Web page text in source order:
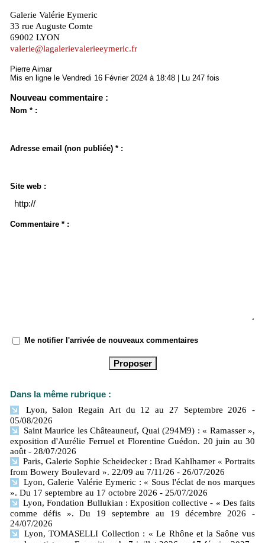
Galerie Valérie Eymeric
33 rue Auguste Comte
69002 LYON
valerie@lagalerievalerieeymeric.fr
Pierre Aimar
Mis en ligne le Vendredi 16 Février 2024 à 18:48 | Lu 247 fois
Nouveau commentaire :
Nom * :
Adresse email (non publiée) * :
Site web :
Commentaire * :
Me notifier l'arrivée de nouveaux commentaires
Dans la même rubrique :
Lyon, Salon Regain Art du 12 au 27 Septembre 2026
-
05/08/2026
Saint Maurice les Châteauneuf, Quai (294M9) : « Ramasser »,
exposition d'Aurélie Ferruel et Florentine Guédon. 20 juin au 30
août - 28/07/2026
Paris, Galerie Sophie Scheidecker : Brad Kahlhamer « Portraits
from Bowery Boulevard ». 22/09 au 7/11/26 - 26/07/2026
Lyon, Galerie Valérie Eymeric : « Sous l'éclat de nos marques
». Du 17 septembre au 17 octobre 2026 - 25/07/2026
Lyon, Fondation Bullukian : Exposition collective - « Des faits
comme défis ». Du 19 septembre au 19 décembre 2026
-
24/07/2026
Lyon, TOMASELLI Collection : « Le Rhône et la Saône vus